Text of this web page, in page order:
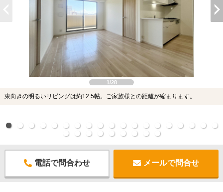
1/28
東向きの明るいリビングは約12.5帖。ご家族様との距離が縮まります。
電話で問合わせ メールで問合せ